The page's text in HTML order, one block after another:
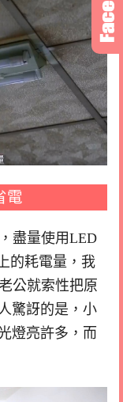
電
盡量使用LED
的耗電量，我
公就索性把原
驚訝的是，小
燈亮許多，而